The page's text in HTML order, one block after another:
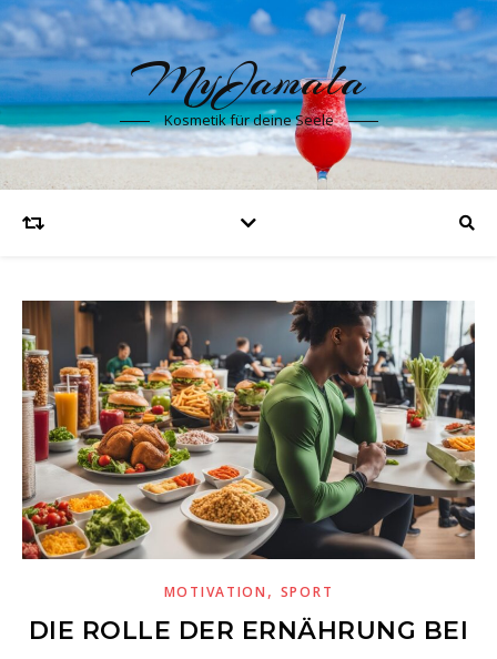
MyJamala
Kosmetik für deine Seele
MOTIVATION , SPORT
DIE ROLLE DER ERNÄHRUNG BEI